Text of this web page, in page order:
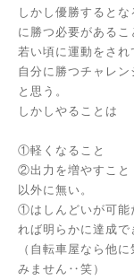
しかし優勝すると
に勝つ必要があるこ
若い頃に運動をさ
自分に勝つチャレ
と思う。
しかしやることは
①軽くなること
②出力を増やすこと
以外に無い。
①はしんどいが可能
れば明らかに達成で
（自転車屋なら他
みません‥笑）